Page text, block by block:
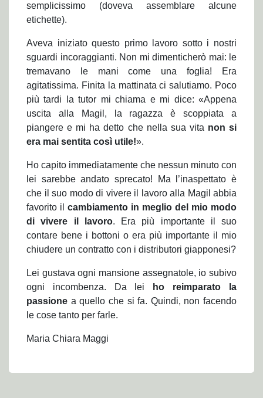
semplicissimo (doveva assemblare alcune
etichette).
Aveva iniziato questo primo lavoro sotto i nostri
sguardi incoraggianti. Non mi dimenticherò mai: le
tremavano le mani come una foglia! Era
agitatissima. Finita la mattinata ci salutiamo. Poco
più tardi la tutor mi chiama e mi dice: «Appena
uscita alla Magil, la ragazza è scoppiata a
piangere e mi ha detto che nella sua vita non si
era mai sentita così utile!».
Ho capito immediatamente che nessun minuto con
lei sarebbe andato sprecato! Ma l’inaspettato è
che il suo modo di vivere il lavoro alla Magil abbia
favorito il cambiamento in meglio del mio modo
di vivere il lavoro. Era più importante il suo
contare bene i bottoni o era più importante il mio
chiudere un contratto con i distributori giapponesi?
Lei gustava ogni mansione assegnatole, io subivo
ogni incombenza. Da lei
ho reimparato la
passione a quello che si fa. Quindi, non facendo
le cose tanto per farle.
Maria Chiara Maggi